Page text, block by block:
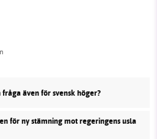
även för svensk höger?
för ny stämning mot regeringens usla